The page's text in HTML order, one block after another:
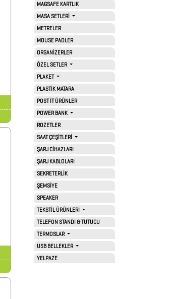
MAGSAFE KARTLIK
MASA SETLERİ
METRELER
MOUSE PADLER
ORGANİZERLER
ÖZEL SETLER
PLAKET
PLASTİK MATARA
POST İT ÜRÜNLER
POWER BANK
ROZETLER
SAAT ÇEŞİTLERİ
ŞARJ CİHAZLARI
ŞARJ KABLOLARI
SEKRETERLİK
ŞEMSİYE
SPEAKER
TEKSTİL ÜRÜNLERİ
TELEFON STANDI & TUTUCU
TERMOSLAR
USB BELLEKLER
YELPAZE